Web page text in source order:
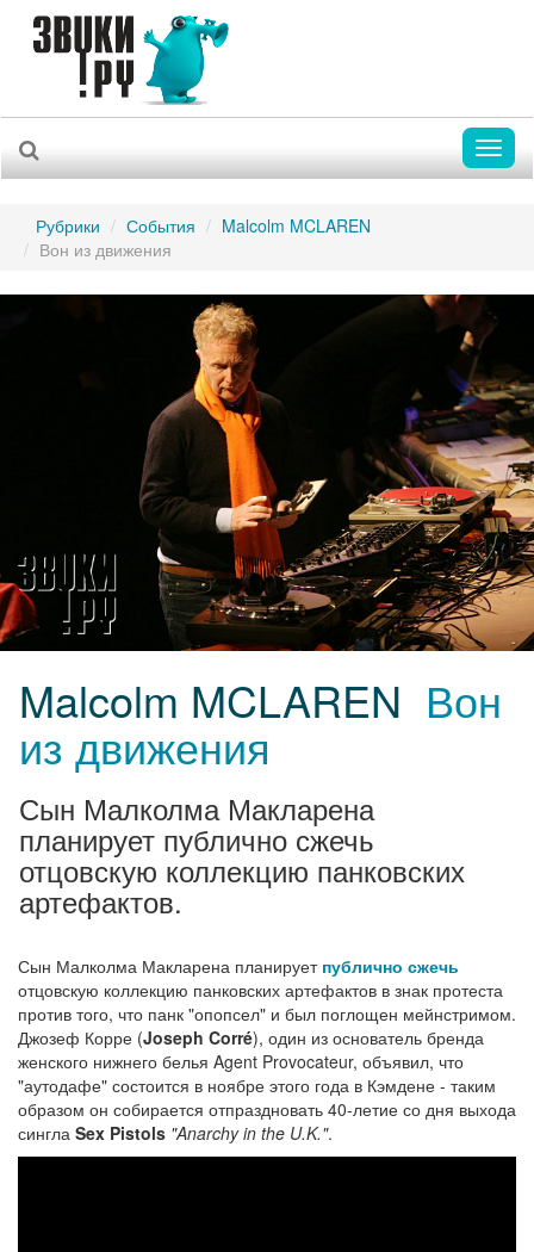
Рубрики События
Malcolm MCLAREN
Вон из движения
Malcolm MCLAREN Вон
из движения
Сын Малколма Макларена
планирует публично сжечь
отцовскую коллекцию панковских
артефактов.
Сын Малколма Макларена планирует публично сжечь
отцовскую коллекцию панковских артефактов в знак протеста
против того, что панк "опопсел" и был поглощен мейнстримом.
Джозеф Корре (Joseph Corré), один из основатель бренда
женского нижнего белья Agent Provocateur, объявил, что
"аутодафе" состоится в ноябре этого года в Кэмдене - таким
образом он собирается отпраздновать 40-летие со дня выхода
сингла Sex Pistols "Anarchy in the U.K.".